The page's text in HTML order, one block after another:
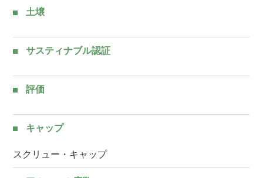
土壌
サスティナブル認証
評価
キャップ
スクリュー・キャップ